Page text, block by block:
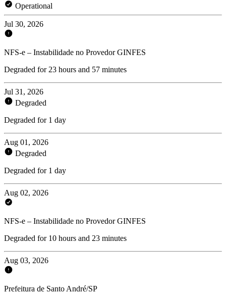
Operational
Jul 30, 2026
NFS-e – Instabilidade no Provedor GINFES
Degraded for 23 hours and 57 minutes
Jul 31, 2026
Degraded
Degraded for 1 day
Aug 01, 2026
Degraded
Degraded for 1 day
Aug 02, 2026
NFS-e – Instabilidade no Provedor GINFES
Degraded for 10 hours and 23 minutes
Aug 03, 2026
Prefeitura de Santo André/SP